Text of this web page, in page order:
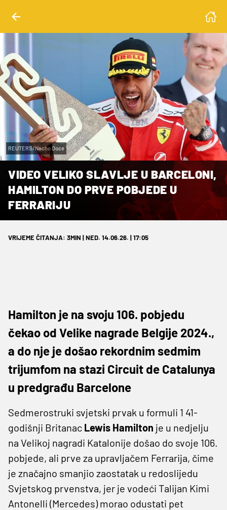
REUTERS/Nacho Doce
VIDEO VELIKO SLAVLJE U BARCELONI,
HAMILTON DO PRVE POBJEDE U
FERRARIJU
VRIJEME ČITANJA: 3MIN | NED. 14.06.26. | 17:05
Hamilton je na svoju 106. pobjedu
čekao od Velike nagrade Belgije 2024.,
a do nje je došao rekordnim sedmim
trijumfom na stazi Circuit de Catalunya
u predgrađu Barcelone
Sedmerostruki svjetski prvak u formuli 1 41-
godišnji Britanac Lewis Hamilton je u nedjelju
na Velikoj nagradi Katalonije došao do svoje 106.
pobjede, ali prve za upravljačem Ferrarija, čime
je značajno smanjio zaostatak u redoslijedu
Svjetskog prvenstva, jer je vodeći Talijan Kimi
Antonelli (Mercedes) morao odustati pet